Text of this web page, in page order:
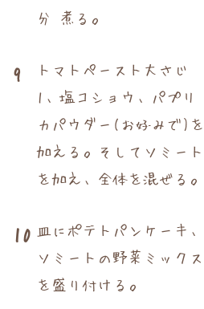
分 煮る。
9
トマトペースト大さじ
1、塩コショウ、パプリ
カパウダー(お好みで)を
加える。そしてソミート
を加え、全体を混ぜる。
10 皿にポテトパンケーキ、
ソミートの野菜ミックス
を盛り付ける。